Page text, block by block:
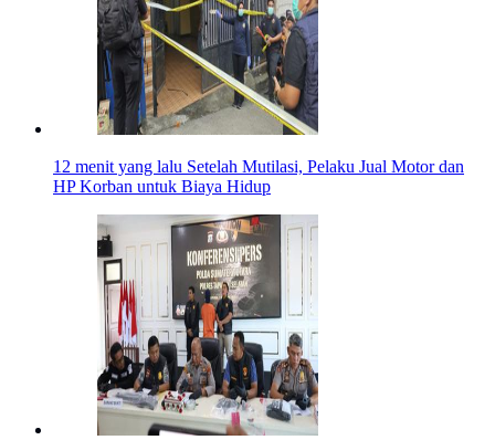
12 menit yang lalu Setelah Mutilasi, Pelaku Jual Motor dan
HP Korban untuk Biaya Hidup